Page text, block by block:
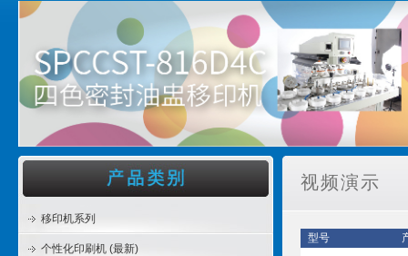
移印机系列
个性化印刷机 (最新)
视频演示
型号